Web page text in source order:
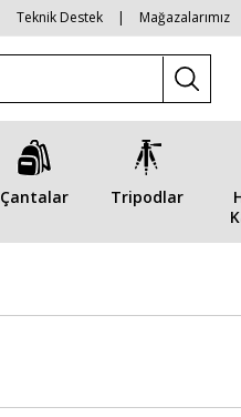
Teknik Destek | Mağazalarımız
Çantalar Tripodlar